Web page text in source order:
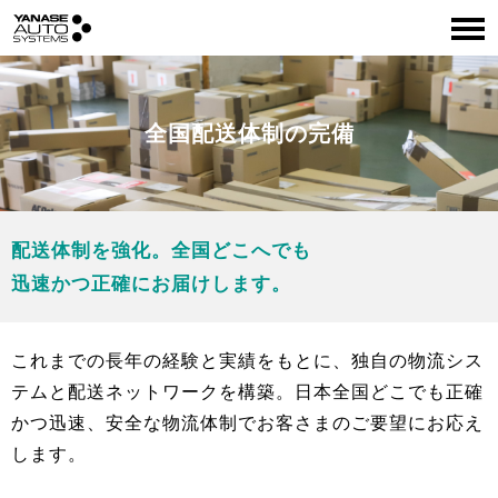
全国配送体制の完備
配送体制を強化。全国どこへでも
迅速かつ正確にお届けします。
これまでの長年の経験と実績をもとに、独自の物流シス
テムと配送ネットワークを構築。日本全国どこでも正確
かつ迅速、安全な物流体制でお客さまのご要望にお応え
します。